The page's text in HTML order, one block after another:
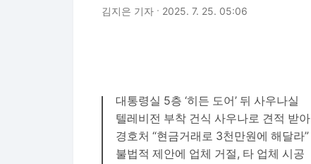
김지은 기자 2025. 7. 25. 05:06
대통령실 5층 ‘히든 도어’ 뒤 사우나실
텔레비전 부착 건식 사우나로 견적 받아
경호처 “현금거래로 3천만원에 해달라”
불법적 제안에 업체 거절, 타 업체 시공